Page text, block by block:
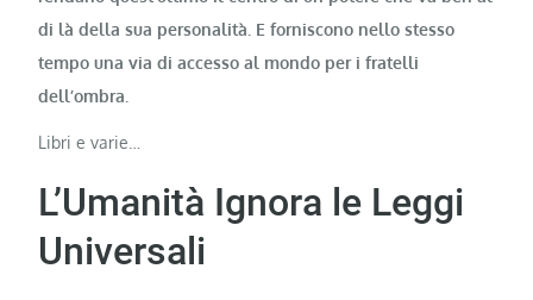
di là della sua personalità. E forniscono nello stesso
tempo una via di accesso al mondo per i fratelli
dell’ombra.
Libri e varie…
L’Umanità Ignora le Leggi
Universali